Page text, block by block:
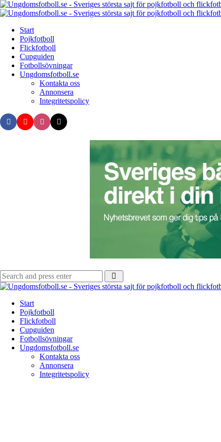
Menu
Search
Menu
Start
Pojkfotboll
Flickfotboll
Cupguiden
Fotbollsövningar
Ungdomsfotboll.se
Kontakta oss
Annonsera
Integritetspolicy
Search
for:
Start
Pojkfotboll
Flickfotboll
Cupguiden
Fotbollsövningar
Ungdomsfotboll.se
Kontakta oss
Annonsera
Integritetspolicy